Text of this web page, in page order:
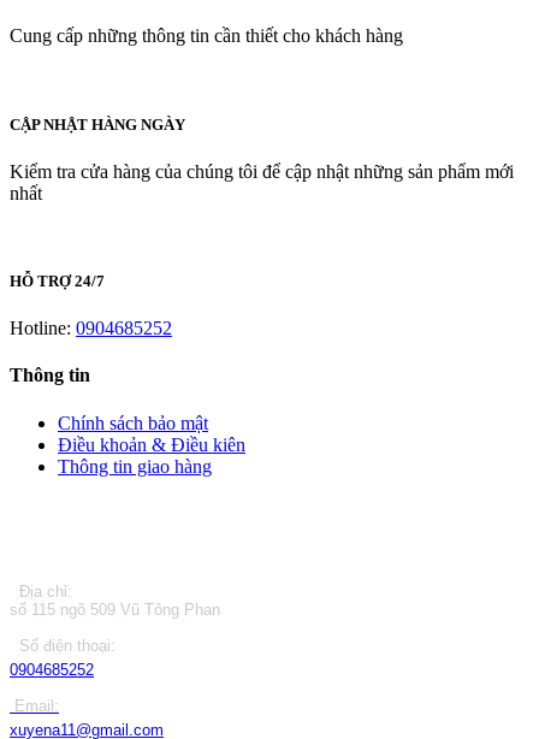
Cung cấp những thông tin cần thiết cho khách hàng
CẬP NHẬT HÀNG NGÀY
Kiểm tra cửa hàng của chúng tôi để cập nhật những sản phẩm mới
nhất
HỖ TRỢ 24/7
Hotline: 0904685252
Thông tin
Chính sách bảo mật
Điều khoản & Điều kiên
Thông tin giao hàng
Địa chỉ:
số 115 ngõ 509 Vũ Tông Phan
Số điện thoại:
0904685252
Email:
xuyena11@gmail.com